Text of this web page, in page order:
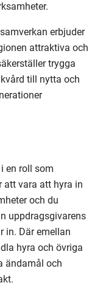
erbjuder
attraktiva och
trygga
till nytta och
en roll som
att vara att hyra in
och du
uppdragsgivarens
in. Där emellan
hyra och övriga
ändamål och